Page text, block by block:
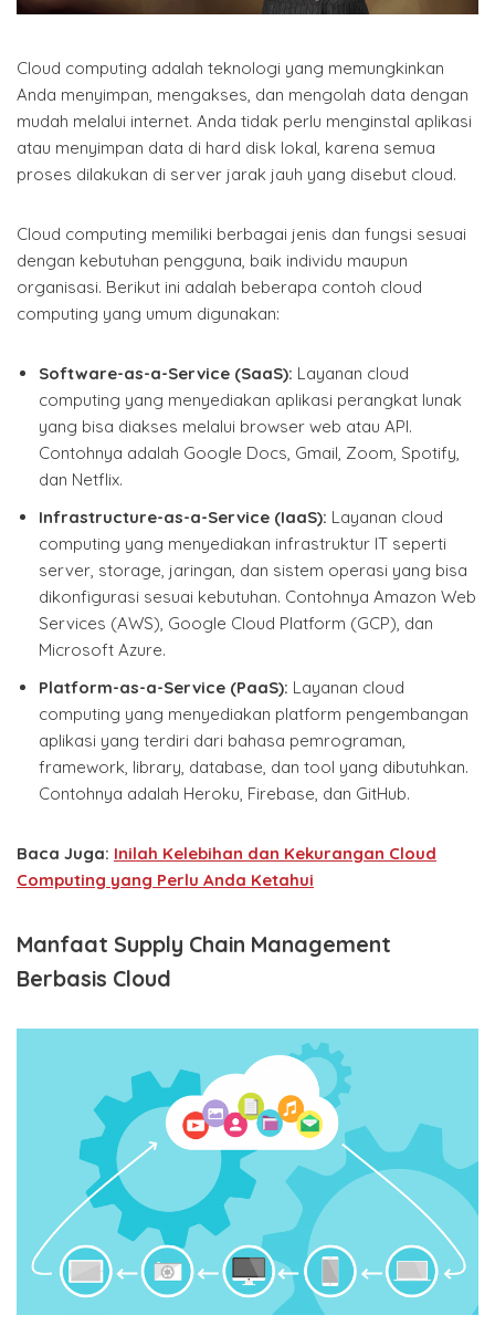
Cloud computing adalah teknologi yang memungkinkan
Anda menyimpan, mengakses, dan mengolah data dengan
mudah melalui internet. Anda tidak perlu menginstal aplikasi
atau menyimpan data di hard disk lokal, karena semua
proses dilakukan di server jarak jauh yang disebut cloud.
Cloud computing memiliki berbagai jenis dan fungsi sesuai
dengan kebutuhan pengguna, baik individu maupun
organisasi. Berikut ini adalah beberapa contoh cloud
computing yang umum digunakan:
Software-as-a-Service (SaaS): Layanan cloud
computing yang menyediakan aplikasi perangkat lunak
yang bisa diakses melalui browser web atau API.
Contohnya adalah Google Docs, Gmail, Zoom, Spotify,
dan Netflix.
Infrastructure-as-a-Service (IaaS): Layanan cloud
computing yang menyediakan infrastruktur IT seperti
server, storage, jaringan, dan sistem operasi yang bisa
dikonfigurasi sesuai kebutuhan. Contohnya Amazon Web
Services (AWS), Google Cloud Platform (GCP), dan
Microsoft Azure.
Platform-as-a-Service (PaaS): Layanan cloud
computing yang menyediakan platform pengembangan
aplikasi yang terdiri dari bahasa pemrograman,
framework, library, database, dan tool yang dibutuhkan.
Contohnya adalah Heroku, Firebase, dan GitHub.
Baca Juga: Inilah Kelebihan dan Kekurangan Cloud
Computing yang Perlu Anda Ketahui
Manfaat Supply Chain Management
Berbasis Cloud